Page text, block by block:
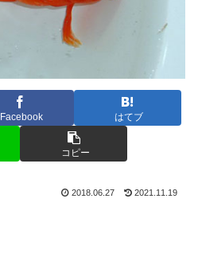
Facebook はてブ
コピー
2018.06.27 2021.11.19